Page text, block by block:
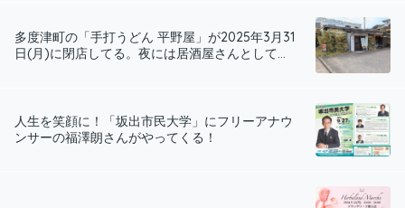
多度津町の「手打うどん 平野屋」が2025年3月31
日(月)に閉店してる。夜には居酒屋さんとして...
人生を笑顔に！「坂出市民大学」にフリーアナウ
ンサーの福澤朗さんがやってくる！